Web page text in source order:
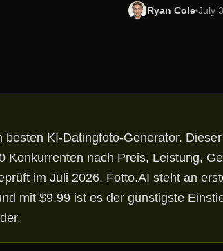
Ryan Cole July
besten KI-Datingfoto-Generator.
Konkurrenten nach Preis, Leistung,
im Juli 2026. Fotto.AI steht an
mit $9.99 ist es der günstigste